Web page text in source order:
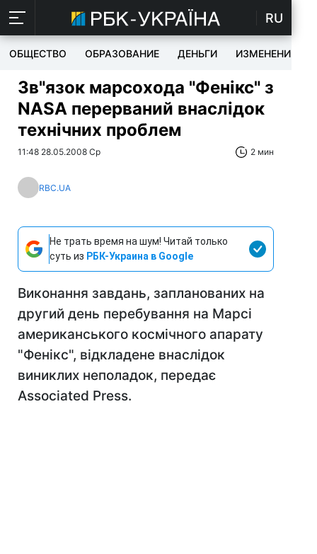
RU
ОБЩЕСТВО ОБРАЗОВАНИЕ ДЕНЬГИ ИЗМЕНЕНИЯ
Зв"язок марсохода "Фенікс" з
NASA перерваний внаслідок
технічних проблем
11:48 28.05.2008 Ср 2 мин
RBC.UA
Не трать время на шум! Читай только
суть из РБК-Украина в Google
Виконання завдань, запланованих на
другий день перебування на Марсі
американського космічного апарату
"Фенікс", відкладене внаслідок
виниклих неполадок, передає
Associated Press.